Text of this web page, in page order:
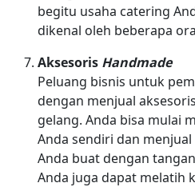
begitu usaha catering
dikenal oleh beberapa
Aksesoris Handmade
Peluang bisnis untuk
dengan menjual
gelang. Anda bisa mulai
Anda sendiri dan
Anda buat dengan
Anda juga dapat melatih